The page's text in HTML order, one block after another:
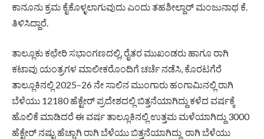
ಕಾನೂನು ಕ್ರಮ ಕೈಕೊಳ್ಳಲಾಗುವುದು ಎಂದು ತಹಶೀಲ್ದಾರ್ ಮಂಜುನಾಥ ಕೆ.
ತಿಳಿಸಿದ್ದಾರೆ.
ತಾಲ್ಲೂಕು ಕಛೇರಿ ಸಭಾಂಗಣದಲ್ಲಿ, ರೈತರ ಮುಖಂಡರು ಹಾಗೂ ರಾಗಿ
ಕಟಾವು ಯಂತ್ರಗಳ ಮಾಲೀಕರೊಂದಿಗೆ ಚರ್ಚೆ ನಡೆಸಿ, ಕೊರಟಗೆರೆ
ತಾಲ್ಲೂಕಿನಲ್ಲಿ 2025–26 ನೇ ಸಾಲಿನ ಮುಂಗಾರು ಹಂಗಾಮಿನಲ್ಲಿ ರಾಗಿ
ಬೆಳೆಯು 12180 ಹೆಕ್ಟೇರ್ ಪ್ರದೇಶದಲ್ಲಿ ಬಿತ್ತನೆಯಾಗಿದ್ದು ಕಳೆದ ವರ್ಷಕ್ಕೆ
ಹೊಲಿಕೆ ಮಾಡಿದರೆ ಈ ವರ್ಷ ತಾಲ್ಲೂಕಿನಲ್ಲಿ ಉತ್ತಮ ಮಳೆಯಾಗಿದ್ದು 3000
ಹೆಕ್ಟೇರ್ ನಷ್ಟು ಹೆಚ್ಚಾಗಿ ರಾಗಿ ಬೆಳೆಯು ಬಿತ್ತನೆಯಾಗಿದ್ದು ರಾಗಿ ಬೆಳೆಯು